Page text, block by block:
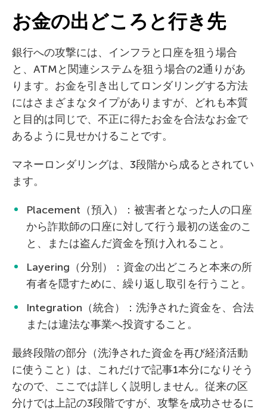
お金の出どころと行き先
銀行への攻撃には、インフラと口座を狙う場合
と、ATMと関連システムを狙う場合の2通りがあ
ります。お金を引き出してロンダリングする方法
にはさまざまなタイプがありますが、どれも本質
と目的は同じで、不正に得たお金を合法なお金で
あるように見せかけることです。
マネーロンダリングは、3段階から成るとされてい
ます。
Placement（預入）：被害者となった人の口座
から詐欺師の口座に対して行う最初の送金のこ
と、または盗んだ資金を預け入れること。
Layering（分別）：資金の出どころと本来の所
有者を隠すために、繰り返し取引を行うこと。
Integration（統合）：洗浄された資金を、合法
または違法な事業へ投資すること。
最終段階の部分（洗浄された資金を再び経済活動
に使うこと）は、これだけで記事1本分になりそう
なので、ここでは詳しく説明しません。従来の区
分けでは上記の3段階ですが、攻撃を成功させるに